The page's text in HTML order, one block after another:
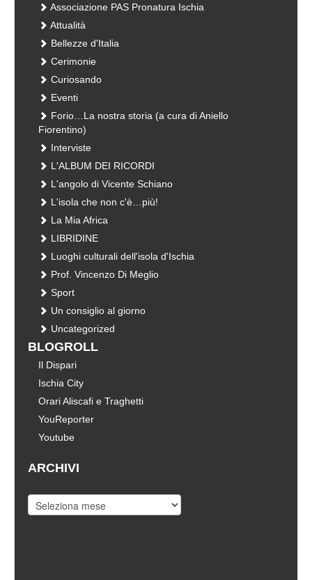
Associazione PAS Pronatura Ischia
Attualità
Bellezze d'Italia
Cerimonie
Curiosando
Eventi
Forio…La nostra storia (a cura di Aniello
Fiorentino)
Interviste
L'ALBUM DEI RICORDI
L'angolo di Vicente Schiano
L'isola che non c'è…più!
La Mia Africa
LIBRIDINE
Luoghi culturali dell'isola d'Ischia
Prof. Vincenzo Di Meglio
Sport
Un consiglio al giorno
Uncategorized
BLOGROLL
Il Dispari
Ischia City
Orari Aliscafi e Traghetti
YouReporter
Youtube
ARCHIVI